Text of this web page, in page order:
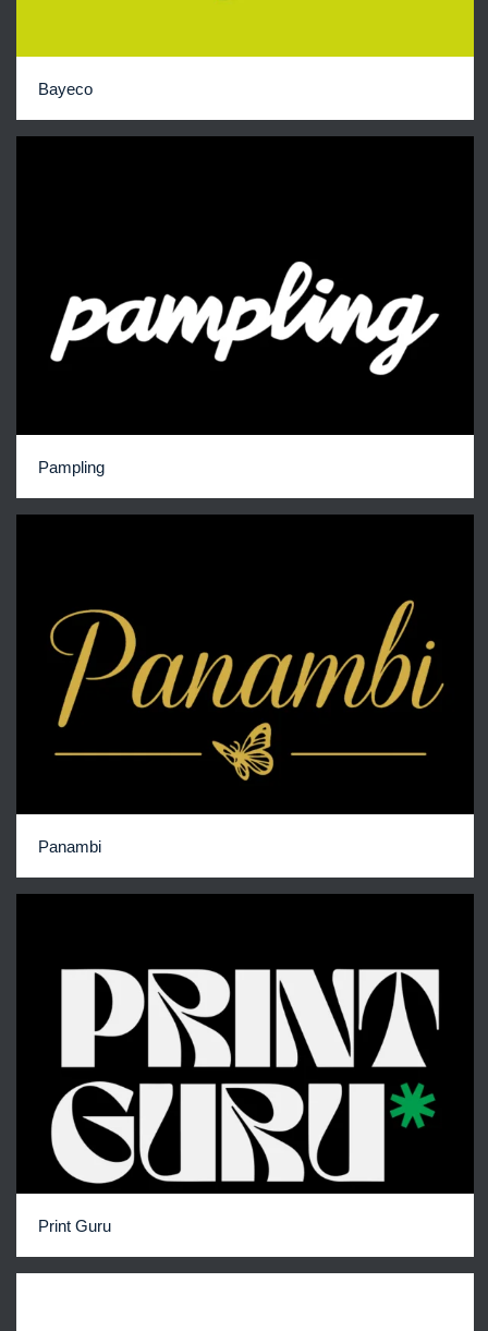
Bayeco
Pampling
Panambi
Print Guru